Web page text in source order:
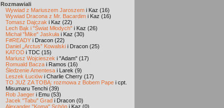
Rozmawiali
Wywiad z Mariuszem Jaroszem i Kaz (16)
Wywiad Dracona z Mr. Bacardim i Kaz (16)
Tomasz Dajczak i Kaz (22)
Lech Bąk i "Świat Młodych" i Kaz (26)
Michał "Mike" Jaskuła i Kaz (30)
F#READY i Dracon (22)
Daniel „Arctus” Kowalski i Dracon (25)
KATOD i TDC (15)
Mariusz Wojcieszek i "Adam" (17)
Romuald Bacza i Ramos (16)
Śledzenie Amentesa i Larek (9)
Leszek Łuciów i Charlie Cherry (17)
TO JUŻ ZA TOBĄ: rozmowa z Bobem Pape i cpt.
Misumaru Tenchi (39)
Rob Jaeger i Emu (53)
Jacek "Tabu" Grad i Dracon (0)
Alexander "Koma" Schön i Kaz (0)